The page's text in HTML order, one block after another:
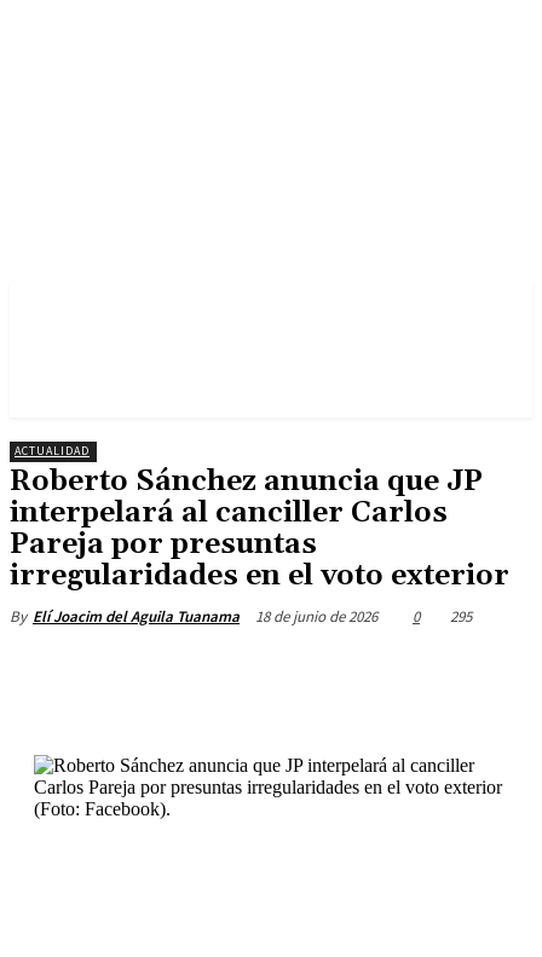
ACTUALIDAD
Roberto Sánchez anuncia que JP
interpelará al canciller Carlos
Pareja por presuntas
irregularidades en el voto exterior
By Elí Joacim del Aguila Tuanama 18 de junio de 2026 0 295